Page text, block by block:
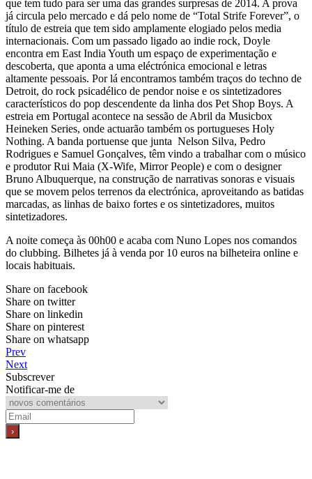
que tem tudo para ser uma das grandes surpresas de 2014. A prova
já circula pelo mercado e dá pelo nome de “Total Strife Forever”, o
título de estreia que tem sido amplamente elogiado pelos media
internacionais. Com um passado ligado ao indie rock, Doyle
encontra em East India Youth um espaço de experimentação e
descoberta, que aponta a uma eléctrónica emocional e letras
altamente pessoais. Por lá encontramos também traços do techno de
Detroit, do rock psicadélico de pendor noise e os sintetizadores
característicos do pop descendente da linha dos Pet Shop Boys. A
estreia em Portugal acontece na sessão de Abril da Musicbox
Heineken Series, onde actuarão também os portugueses Holy
Nothing. A banda portuense que junta Nelson Silva, Pedro
Rodrigues e Samuel Gonçalves, têm vindo a trabalhar com o músico
e produtor Rui Maia (X-Wife, Mirror People) e com o designer
Bruno Albuquerque, na construção de narrativas sonoras e visuais
que se movem pelos terrenos da electrónica, aproveitando as batidas
marcadas, as linhas de baixo fortes e os sintetizadores, muitos
sintetizadores.
A noite começa às 00h00 e acaba com Nuno Lopes nos comandos
do clubbing. Bilhetes já à venda por 10 euros na bilheteira online e
locais habituais.
Share on facebook
Share on twitter
Share on linkedin
Share on pinterest
Share on whatsapp
Prev
Next
Subscrever
Notificar-me de